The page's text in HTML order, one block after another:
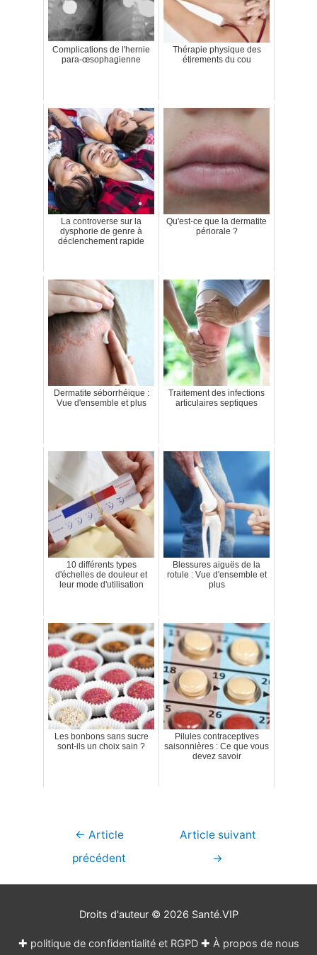
Complications de l'hernie
para-œsophagienne
Thérapie physique des
étirements du cou
La controverse sur la
dysphorie de genre à
déclenchement rapide
Qu'est-ce que la dermatite
périorale ?
Dermatite séborrhéique :
Vue d'ensemble et plus
Traitement des infections
articulaires septiques
10 différents types
d'échelles de douleur et
leur mode d'utilisation
Blessures aiguës de la
rotule : Vue d'ensemble et
plus
Les bonbons sans sucre
sont-ils un choix sain ?
Pilules contraceptives
saisonnières : Ce que vous
devez savoir
Navigation
← Article
précédent
Article suivant
→
Droits d'auteur © 2026 Santé.VIP
✚ politique de confidentialité et RGPD✚ À propos de nous